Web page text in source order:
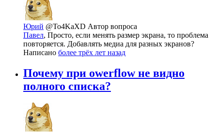
Юрий @To4KaXD Автор вопроса
Павел, Просто, если менять размер экрана, то проблема
повторяется. Добавлять медиа для разных экранов?
Написано более трёх лет назад
Почему при owerflow не видно
полного списка?